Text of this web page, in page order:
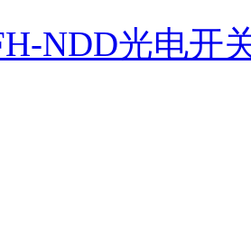
NDD光电开